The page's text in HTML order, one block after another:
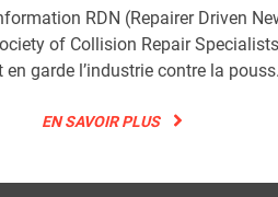
RDN (Repairer Driven
of Collision Repair
en garde l’industrie contre la
EN SAVOIR PLUS